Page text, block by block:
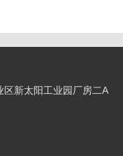
新太阳工业园厂房二A